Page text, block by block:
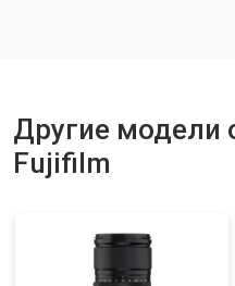
Другие модели
Fujifilm